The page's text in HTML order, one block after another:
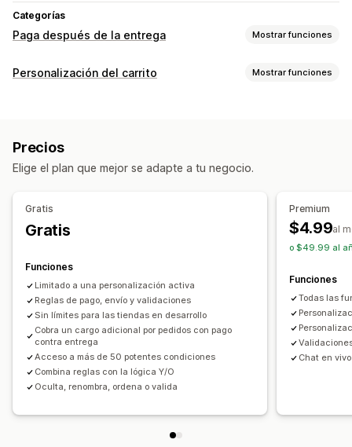
Categorías
Paga después de la entrega Mostrar funciones
Gestión de COD
Personalización de formulario
Múltiples idiomas
Conversión y ventas adicionales
Personalización del carrito Mostrar funciones
Adaptación a dispositivos móviles
Personalización de pago
Reglas de forma de pago
Ocultar pago exprés
Precios
Elige el plan que mejor se adapte a tu negocio.
Gratis
Gratis
Funciones
Limitado a una personalización activa
Reglas de pago, envío y validaciones
Sin límites para las tiendas en desarrollo
Cobra un cargo adicional por pedidos con pago
contra entrega
Acceso a más de 50 potentes condiciones
Combina reglas con la lógica Y/O
Oculta, renombra, ordena o valida
Premium
$4.99al
o $49.99 al
Funciones
Todas las
Chat en